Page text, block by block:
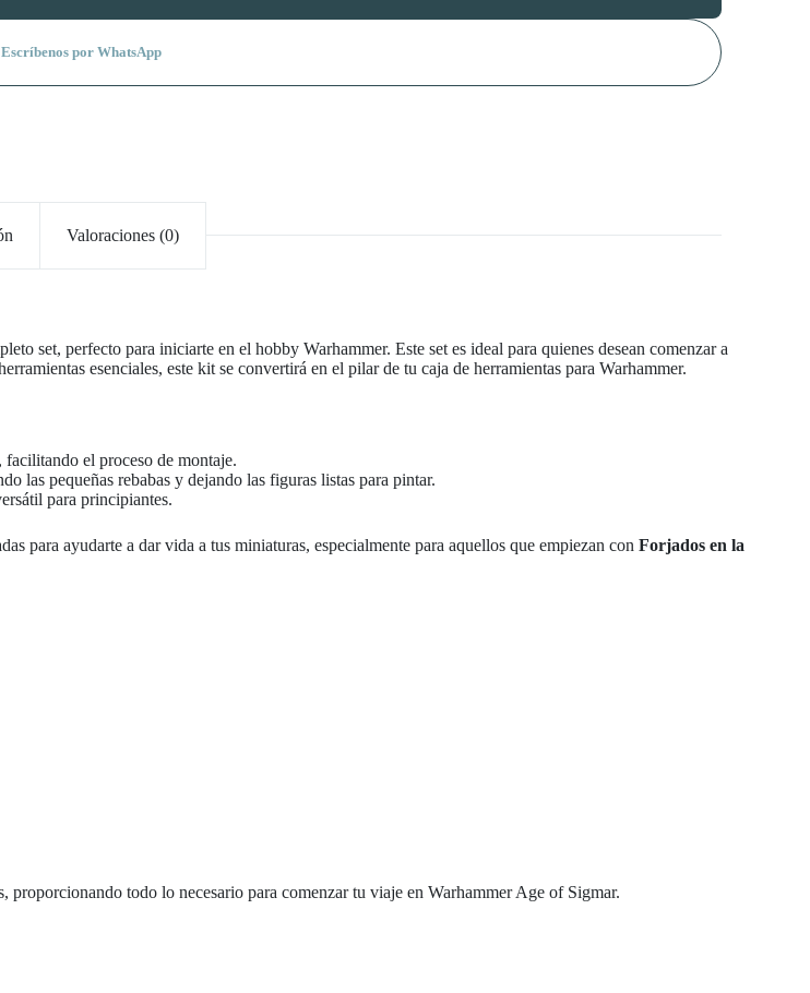
Escríbenos por WhatsApp
Valoraciones (0)
set, perfecto para iniciarte en el hobby Warhammer. Este set es ideal para quienes desean comenzar a
esenciales, este kit se convertirá en el pilar de tu caja de herramientas para Warhammer.
el proceso de montaje.
las pequeñas rebabas y dejando las figuras listas para pintar.
para principiantes.
para ayudarte a dar vida a tus miniaturas, especialmente para aquellos que empiezan con Forjados en la
todo lo necesario para comenzar tu viaje en Warhammer Age of Sigmar.